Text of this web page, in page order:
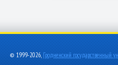
© 1999-2026, Гродненский государственный